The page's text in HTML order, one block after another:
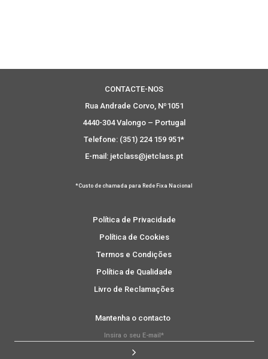
CONTACTE-NOS
Rua Andrade Corvo, Nº1051
4440-304 Valongo – Portugal
Telefone: (351) 224 159 951*
E-mail: jetclass@jetclass.pt
*Custo de chamada para Rede Fixa Nacional
Política de Privacidade
Política de Cookies
Termos e Condições
Política de Qualidade
Livro de Reclamações
Mantenha o contacto